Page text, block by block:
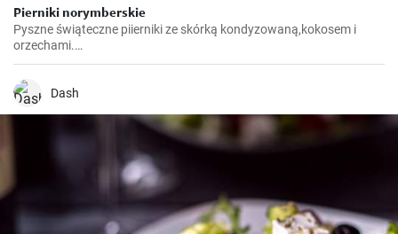
Pierniki norymberskie
Pyszne świąteczne piierniki ze skórką kondyzowaną,kokosem i
orzechami.
https://gabciakowegotowanie24.blogspot.com/2024/12/pierniki-
norymberskie.html
Dash